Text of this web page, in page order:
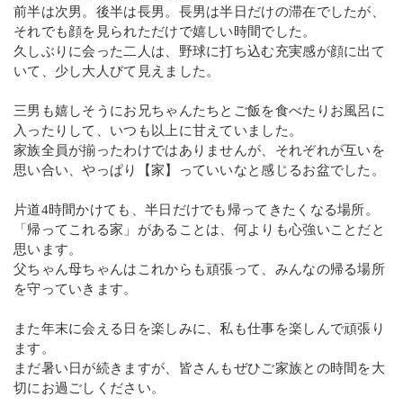
前半は次男。後半は長男。長男は半日だけの滞在でしたが、
それでも顔を見られただけで嬉しい時間でした。
久しぶりに会った二人は、野球に打ち込む充実感が顔に出て
いて、少し大人びて見えました。
三男も嬉しそうにお兄ちゃんたちとご飯を食べたりお風呂に
入ったりして、いつも以上に甘えていました。
家族全員が揃ったわけではありませんが、それぞれが互いを
思い合い、やっぱり【家】っていいなと感じるお盆でした。
片道4時間かけても、半日だけでも帰ってきたくなる場所。
「帰ってこれる家」があることは、何よりも心強いことだと
思います。
父ちゃん母ちゃんはこれからも頑張って、みんなの帰る場所
を守っていきます。
また年末に会える日を楽しみに、私も仕事を楽しんで頑張り
ます。
まだ暑い日が続きますが、皆さんもぜひご家族との時間を大
切にお過ごしください。